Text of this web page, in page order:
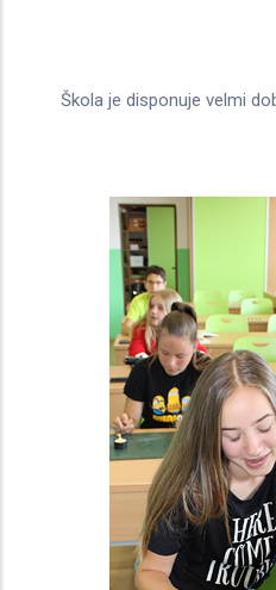
Škola je disponuje velmi